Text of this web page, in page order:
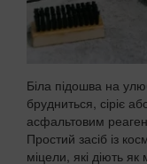
Біла підошва на
брудниться, сіріє
асфальтовим
Простий засіб із
міцели, які діють